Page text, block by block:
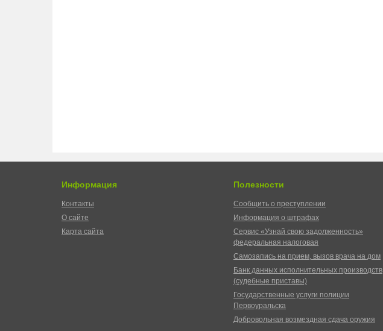
Информация
Контакты
О сайте
Карта сайта
Полезности
Сообщить о преступлении
Информация о штрафах
Сервис «Узнай свою задолженность»
федеральная налоговая
Самозапись на прием, вызов врача на дом
Банк данных исполнительных производств
(судебные приставы)
Государственные услуги полиции
Первоуральска
Добровольная возмездная сдача оружия